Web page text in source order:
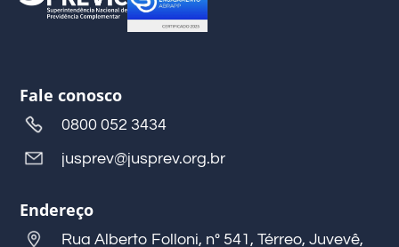
Fale conosco
0800 052 3434
jusprev@jusprev.org.br
Endereço
Rua Alberto Folloni, nº 541, Térreo, Juvevê,